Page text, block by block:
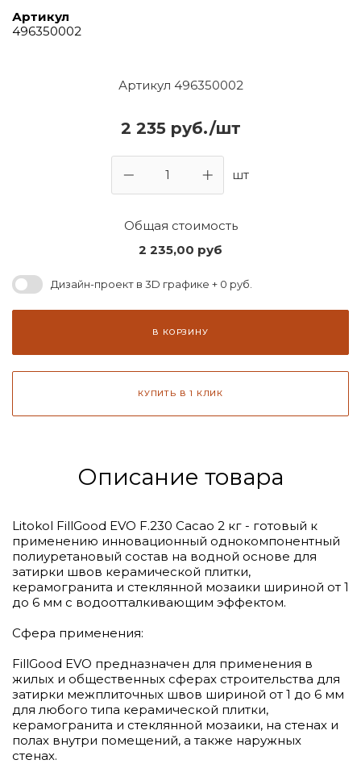
Артикул 496350002
2 235 руб./шт
шт
Общая стоимость
2 235,00 руб
Дизайн-проект в 3D графике + 0 руб.
В КОРЗИНУ
КУПИТЬ В 1 КЛИК
Артикул
496350002
Описание товара
Litokol FillGood EVO F.230 Cacao 2 кг - готовый к
применению инновационный однокомпонентный
полиуретановый состав на водной основе для
затирки швов керамической плитки,
керамогранита и стеклянной мозаики шириной от 1
до 6 мм с водоотталкивающим эффектом.
Сфера применения:
FillGood EVO предназначен для применения в
жилых и общественных сферах строительства для
затирки межплиточных швов шириной от 1 до 6 мм
для любого типа керамической плитки,
керамогранита и стеклянной мозаики, на стенах и
полах внутри помещений, а также наружных
стенах.